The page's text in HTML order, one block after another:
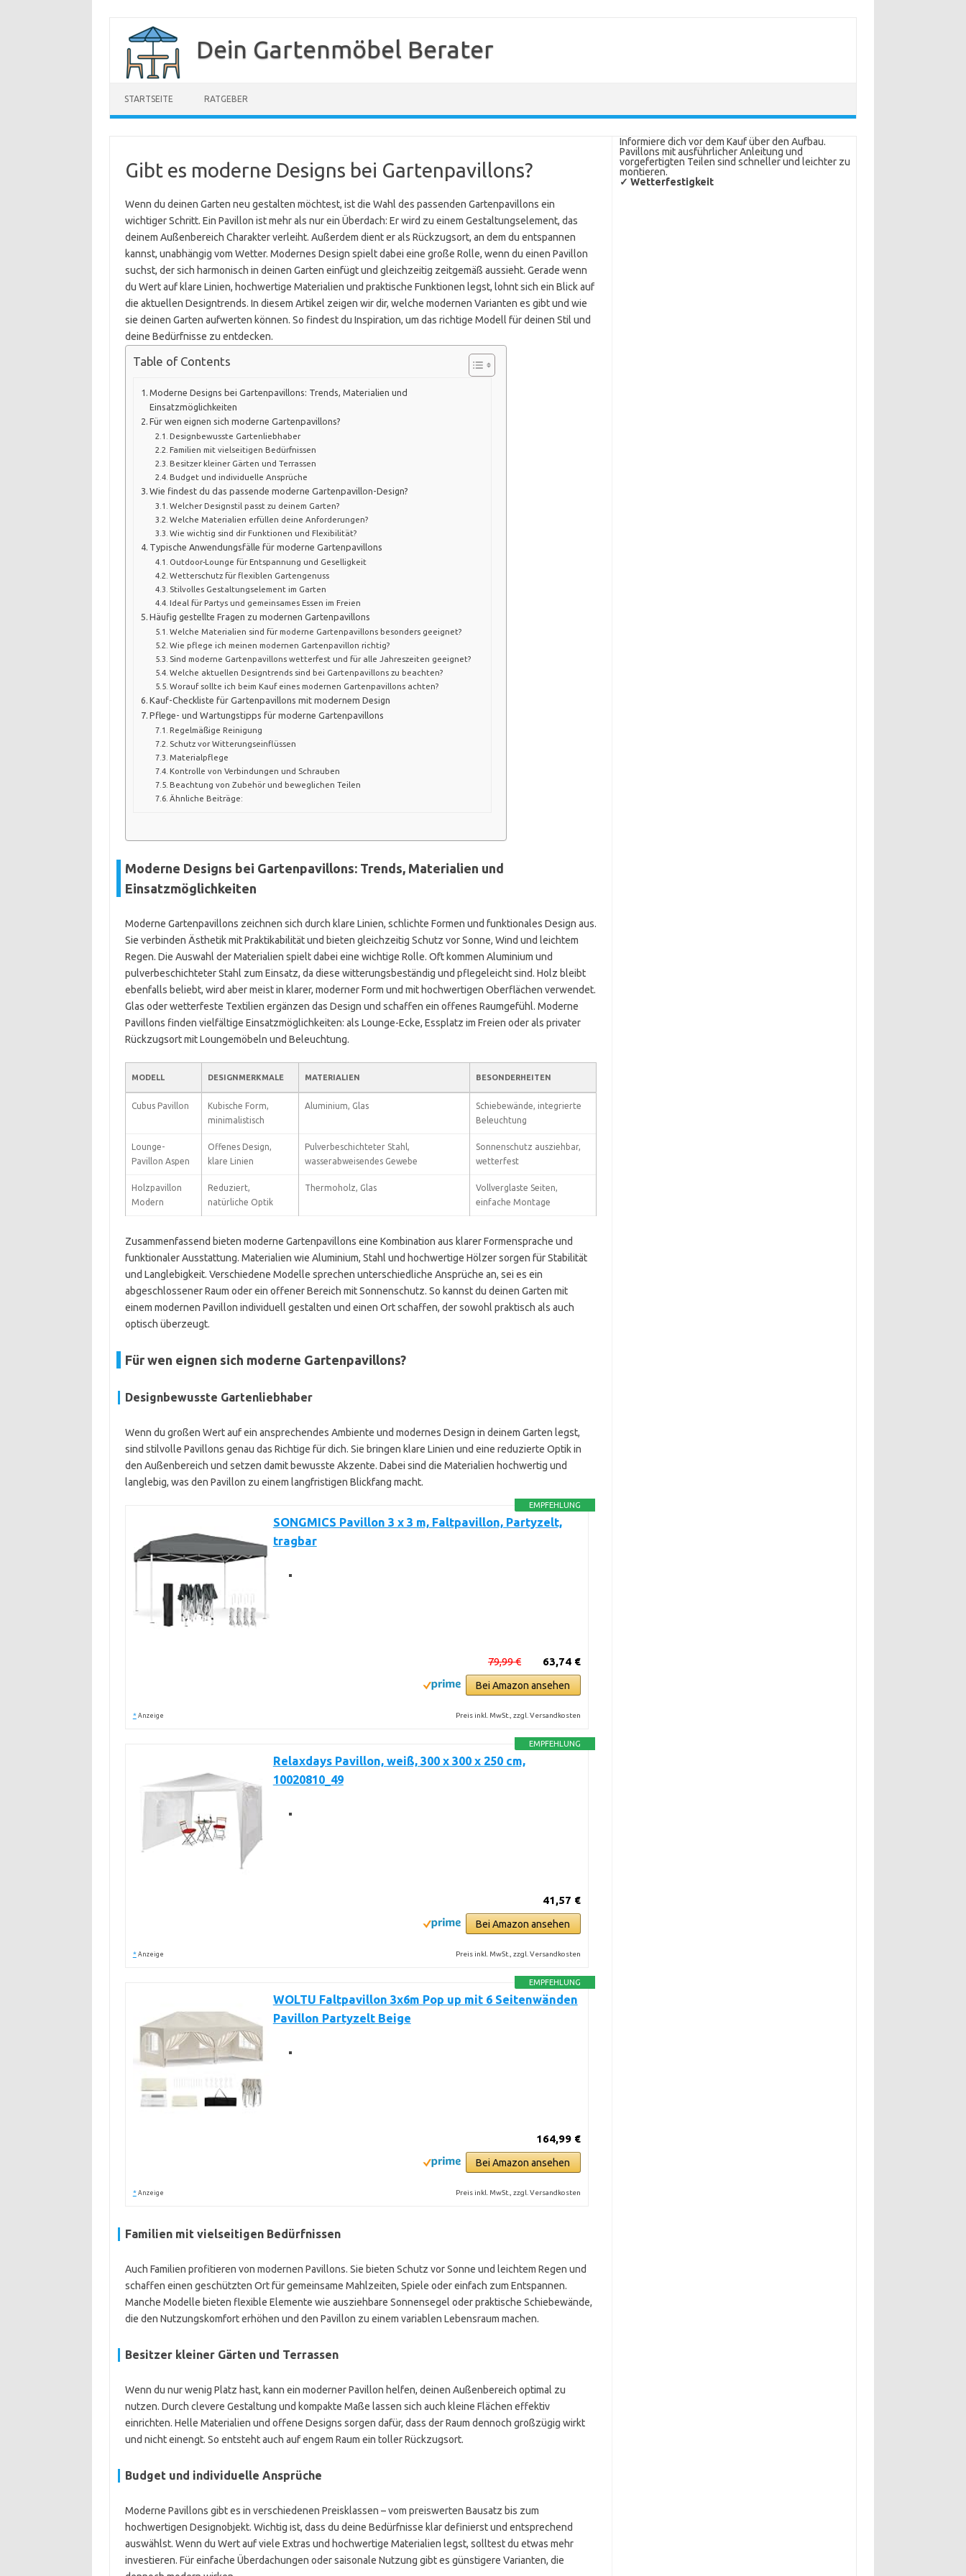
springen
Dein Gartenmöbel Berater
STARTSEITE RATGEBER
Gibt es moderne Designs bei Gartenpavillons?
Wenn du deinen Garten neu gestalten möchtest, ist die Wahl des passenden Gartenpavillons ein
wichtiger Schritt. Ein Pavillon ist mehr als nur ein Überdach: Er wird zu einem Gestaltungselement, das
deinem Außenbereich Charakter verleiht. Außerdem dient er als Rückzugsort, an dem du entspannen
kannst, unabhängig vom Wetter. Modernes Design spielt dabei eine große Rolle, wenn du einen Pavillon
suchst, der sich harmonisch in deinen Garten einfügt und gleichzeitig zeitgemäß aussieht. Gerade wenn
du Wert auf klare Linien, hochwertige Materialien und praktische Funktionen legst, lohnt sich ein Blick auf
die aktuellen Designtrends. In diesem Artikel zeigen wir dir, welche modernen Varianten es gibt und wie
sie deinen Garten aufwerten können. So findest du Inspiration, um das richtige Modell für deinen Stil und
deine Bedürfnisse zu entdecken.
Table of Contents
Moderne Designs bei Gartenpavillons: Trends, Materialien und
Einsatzmöglichkeiten
Für wen eignen sich moderne Gartenpavillons?
Designbewusste Gartenliebhaber
Familien mit vielseitigen Bedürfnissen
Besitzer kleiner Gärten und Terrassen
Budget und individuelle Ansprüche
Wie findest du das passende moderne Gartenpavillon-Design?
Welcher Designstil passt zu deinem Garten?
Welche Materialien erfüllen deine Anforderungen?
Wie wichtig sind dir Funktionen und Flexibilität?
Typische Anwendungsfälle für moderne Gartenpavillons
Outdoor-Lounge für Entspannung und Geselligkeit
Wetterschutz für flexiblen Gartengenuss
Stilvolles Gestaltungselement im Garten
Ideal für Partys und gemeinsames Essen im Freien
Häufig gestellte Fragen zu modernen Gartenpavillons
Welche Materialien sind für moderne Gartenpavillons besonders geeignet?
Wie pflege ich meinen modernen Gartenpavillon richtig?
Sind moderne Gartenpavillons wetterfest und für alle Jahreszeiten geeignet?
Welche aktuellen Designtrends sind bei Gartenpavillons zu beachten?
Worauf sollte ich beim Kauf eines modernen Gartenpavillons achten?
Kauf-Checkliste für Gartenpavillons mit modernem Design
Pflege- und Wartungstipps für moderne Gartenpavillons
Regelmäßige Reinigung
Schutz vor Witterungseinflüssen
Materialpflege
Kontrolle von Verbindungen und Schrauben
Beachtung von Zubehör und beweglichen Teilen
Ähnliche Beiträge:
Moderne Designs bei Gartenpavillons: Trends, Materialien und
Einsatzmöglichkeiten
Moderne Gartenpavillons zeichnen sich durch klare Linien, schlichte Formen und funktionales Design aus.
Sie verbinden Ästhetik mit Praktikabilität und bieten gleichzeitig Schutz vor Sonne, Wind und leichtem
Regen. Die Auswahl der Materialien spielt dabei eine wichtige Rolle. Oft kommen Aluminium und
pulverbeschichteter Stahl zum Einsatz, da diese witterungsbeständig und pflegeleicht sind. Holz bleibt
ebenfalls beliebt, wird aber meist in klarer, moderner Form und mit hochwertigen Oberflächen verwendet.
Glas oder wetterfeste Textilien ergänzen das Design und schaffen ein offenes Raumgefühl. Moderne
Pavillons finden vielfältige Einsatzmöglichkeiten: als Lounge-Ecke, Essplatz im Freien oder als privater
Rückzugsort mit Loungemöbeln und Beleuchtung.
MODELL DESIGNMERKMALE MATERIALIEN BESONDERHEITEN
Cubus Pavillon
Kubische Form,
minimalistisch
Aluminium, Glas
Schiebewände, integrierte
Beleuchtung
Lounge-
Pavillon Aspen
Offenes Design,
klare Linien
Pulverbeschichteter Stahl,
wasserabweisendes Gewebe
Sonnenschutz ausziehbar,
wetterfest
Holzpavillon
Modern
Reduziert,
natürliche Optik
Thermoholz, Glas
Vollverglaste Seiten,
einfache Montage
Zusammenfassend bieten moderne Gartenpavillons eine Kombination aus klarer Formensprache und
funktionaler Ausstattung. Materialien wie Aluminium, Stahl und hochwertige Hölzer sorgen für Stabilität
und Langlebigkeit. Verschiedene Modelle sprechen unterschiedliche Ansprüche an, sei es ein
abgeschlossener Raum oder ein offener Bereich mit Sonnenschutz. So kannst du deinen Garten mit
einem modernen Pavillon individuell gestalten und einen Ort schaffen, der sowohl praktisch als auch
optisch überzeugt.
Für wen eignen sich moderne Gartenpavillons?
Designbewusste Gartenliebhaber
Wenn du großen Wert auf ein ansprechendes Ambiente und modernes Design in deinem Garten legst,
sind stilvolle Pavillons genau das Richtige für dich. Sie bringen klare Linien und eine reduzierte Optik in
den Außenbereich und setzen damit bewusste Akzente. Dabei sind die Materialien hochwertig und
langlebig, was den Pavillon zu einem langfristigen Blickfang macht.
EMPFEHLUNG
SONGMICS Pavillon 3 x 3 m, Faltpavillon, Partyzelt,
tragbar
63,74 €
79,99 €
Bei Amazon ansehen
* Anzeige Preis inkl. MwSt., zzgl. Versandkosten
EMPFEHLUNG
Relaxdays Pavillon, weiß, 300 x 300 x 250 cm,
10020810_49
41,57 €
Bei Amazon ansehen
* Anzeige Preis inkl. MwSt., zzgl. Versandkosten
EMPFEHLUNG
WOLTU Faltpavillon 3x6m Pop up mit 6 Seitenwänden
Pavillon Partyzelt Beige
164,99 €
Bei Amazon ansehen
* Anzeige Preis inkl. MwSt., zzgl. Versandkosten
Familien mit vielseitigen Bedürfnissen
Auch Familien profitieren von modernen Pavillons. Sie bieten Schutz vor Sonne und leichtem Regen und
schaffen einen geschützten Ort für gemeinsame Mahlzeiten, Spiele oder einfach zum Entspannen.
Manche Modelle bieten flexible Elemente wie ausziehbare Sonnensegel oder praktische Schiebewände,
die den Nutzungskomfort erhöhen und den Pavillon zu einem variablen Lebensraum machen.
Besitzer kleiner Gärten und Terrassen
Wenn du nur wenig Platz hast, kann ein moderner Pavillon helfen, deinen Außenbereich optimal zu
nutzen. Durch clevere Gestaltung und kompakte Maße lassen sich auch kleine Flächen effektiv
einrichten. Helle Materialien und offene Designs sorgen dafür, dass der Raum dennoch großzügig wirkt
und nicht einengt. So entsteht auch auf engem Raum ein toller Rückzugsort.
Budget und individuelle Ansprüche
Moderne Pavillons gibt es in verschiedenen Preisklassen – vom preiswerten Bausatz bis zum
hochwertigen Designobjekt. Wichtig ist, dass du deine Bedürfnisse klar definierst und entsprechend
auswählst. Wenn du Wert auf viele Extras und hochwertige Materialien legst, solltest du etwas mehr
investieren. Für einfache Überdachungen oder saisonale Nutzung gibt es günstigere Varianten, die
Informiere dich vor dem Kauf über den Aufbau.
Pavillons mit ausführlicher Anleitung und
vorgefertigten Teilen sind schneller und leichter zu
montieren.
✓ Wetterfestigkeit